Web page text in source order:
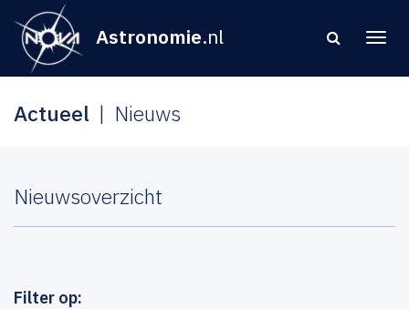
Astronomie.nl
Actueel Nieuws
Nieuwsoverzicht
Filter op: